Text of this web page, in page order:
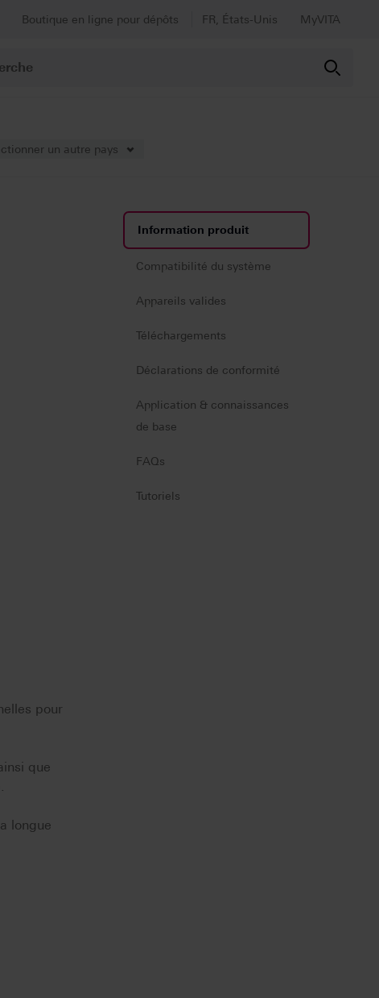
Boutique en ligne pour dépôts FR, États-Unis MyVITA
un autre pays
Information produit
Compatibilité du système
Appareils valides
Téléchargements
Déclarations de conformité
Application & connaissances
de base
FAQs
Tutoriels
pour
que
longue